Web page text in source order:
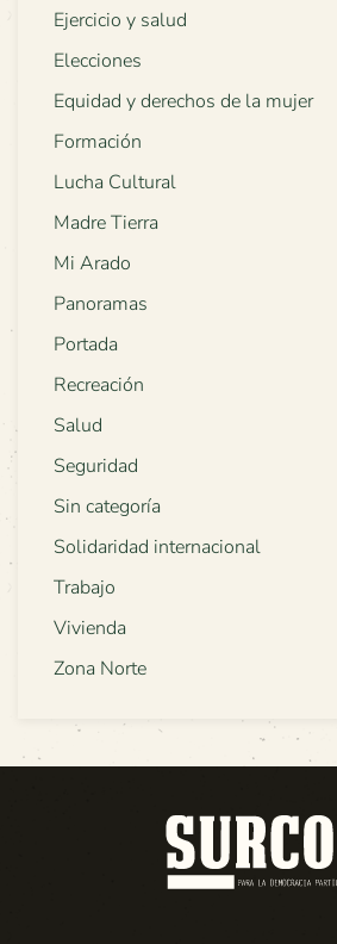
Ejercicio y salud
Elecciones
Equidad y derechos de la mujer
Formación
Lucha Cultural
Madre Tierra
Mi Arado
Panoramas
Portada
Recreación
Salud
Seguridad
Sin categoría
Solidaridad internacional
Trabajo
Vivienda
Zona Norte